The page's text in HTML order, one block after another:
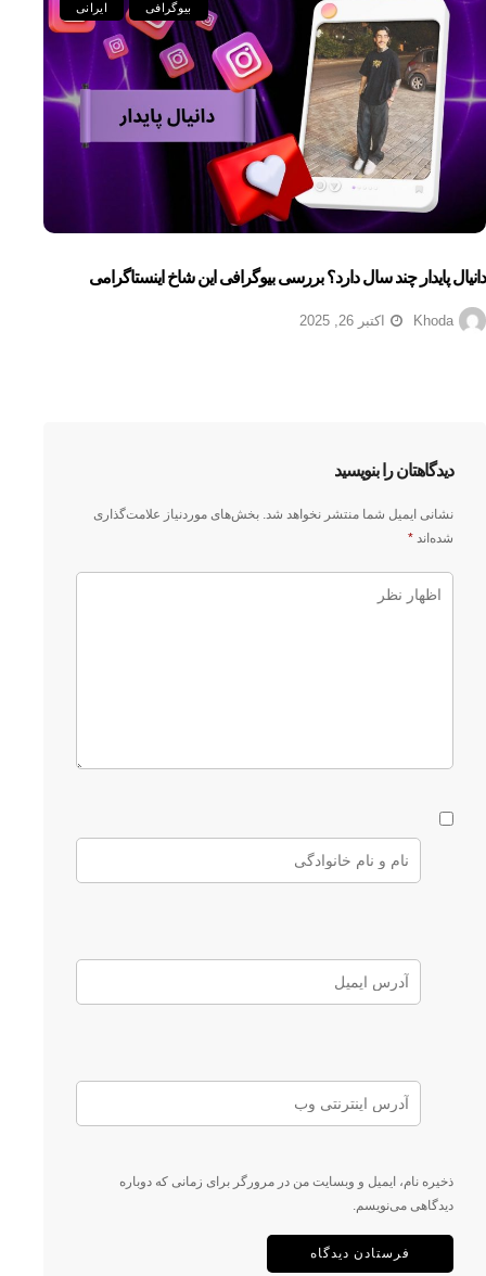
ایرانی بیوگرافی
دانیال پایدار چند سال دارد؟ بررسی بیوگرافی این شاخ اینستاگرامی
Khoda اکتبر 26, 2025
دیدگاهتان را بنویسید
نشانی ایمیل شما منتشر نخواهد شد. بخش‌های موردنیاز علامت‌گذاری
شده‌اند *
ذخیره نام، ایمیل و وبسایت من در مرورگر برای زمانی که دوباره
دیدگاهی می‌نویسم.